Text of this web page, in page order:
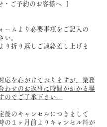
・ご予約のお客様へ ]
ームより必要事項をご記入の
い。
り折り返しご連絡差し上げま
応を心がけておりますが、業務
わせのお返事に時間がかかる場
のでご了承下さい。
後のキャンセルにつきまして
の１ヶ月前よりキャンセル料が